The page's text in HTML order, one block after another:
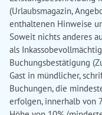
(Urlaubsmagazin,
enthaltenen Hinweise
Soweit nichts anderes
als
Buchungsbestätigung
Gast in mündlicher,
Buchungen, die
erfolgen, innerhalb von